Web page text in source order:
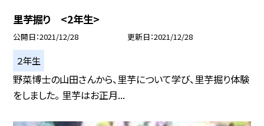
里芋掘り <2年生>
公開日 2021/12/28 更新日 2021/12/28
２年生
野菜博士の山田さんから、里芋について学び、里芋掘り体験
をしました。 里芋はお正月...